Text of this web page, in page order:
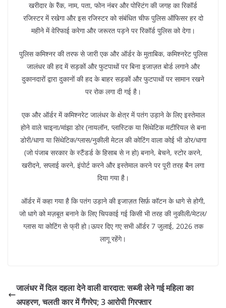
खरीदार के रैंक, नाम, पता, फोन नंबर और पोस्टिंग की जगह का रिकॉर्ड
रजिस्टर में रखेगा और इस रजिस्टर को संबंधित चीफ पुलिस ऑफिसर हर दो
महीने में वेरिफाई करेगा और जरूरत पड़ने पर रिकॉर्ड पुलिस को देगा।
पुलिस कमिश्नर की तरफ से जारी एक और ऑर्डर के मुताबिक, कमिश्नरेट पुलिस
जालंधर की हद में सड़कों और फुटपाथों पर बिना इजाज़त बोर्ड लगाने और
दुकानदारों द्वारा दुकानों की हद के बाहर सड़कों और फुटपाथों पर सामान रखने
पर रोक लगा दी गई है।
एक और ऑर्डर में कमिश्नरेट जालंधर के क्षेत्र में पतंग उड़ाने के लिए इस्तेमाल
होने वाले चाइना/मांझा डोर (नायलॉन, प्लास्टिक या सिंथेटिक मटीरियल से बना
डोरी/धागा या सिंथेटिक/ग्लास/नुकीली मेटल की कोटिंग वाला कोई भी डोर/धागा
(जो पंजाब सरकार के स्टैंडर्ड के हिसाब से न हो) बनाने, बेचने, स्टोर करने,
खरीदने, सप्लाई करने, इंपोर्ट करने और इस्तेमाल करने पर पूरी तरह बैन लगा
दिया गया है।
ऑर्डर में कहा गया है कि पतंग उड़ाने की इजाज़त सिर्फ़ कॉटन के धागे से होगी,
जो धागे को मज़बूत बनाने के लिए चिपकाई गई किसी भी तरह की नुकीली/मेटल/
ग्लास या कोटिंग से फ्री हो।ऊपर दिए गए सभी ऑर्डर 7 जुलाई, 2026 तक
लागू रहेंगे।
जालंधर में दिल दहला देने वाली वारदात: सब्जी लेने गई महिला का
अपहरण, चलती कार में गैंगरेप; 3 आरोपी गिरफ्तार